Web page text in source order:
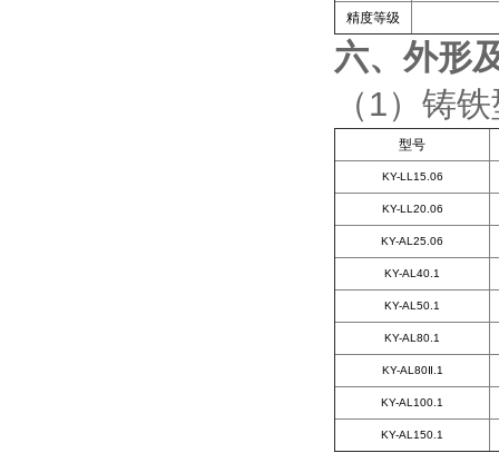
精度等级
六、外形
（1）铸
型号
KY-LL15.06
KY-LL20.06
KY-AL25.06
KY-AL40.1
KY-AL50.1
KY-AL80.1
KY-AL80Ⅱ.1
KY-AL100.1
KY-AL150.1